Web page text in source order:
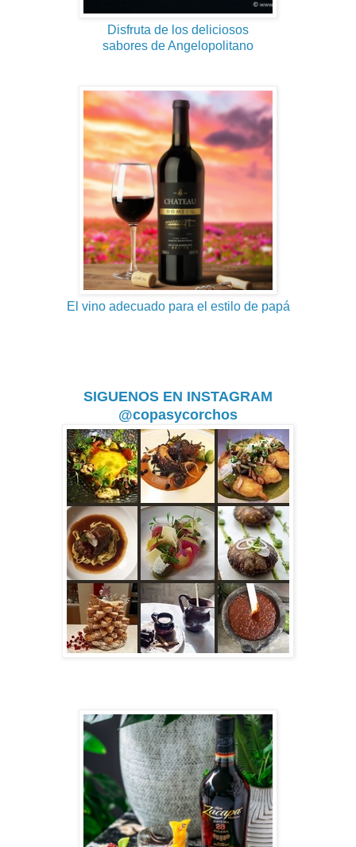
Disfruta de los deliciosos
sabores de Angelopolitano
El vino adecuado para el estilo de papá
SIGUENOS EN INSTAGRAM
@copasycorchos